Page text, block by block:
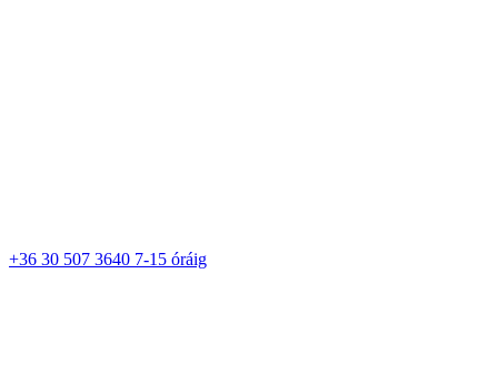
+36 30 507 3640 7-15 óráig